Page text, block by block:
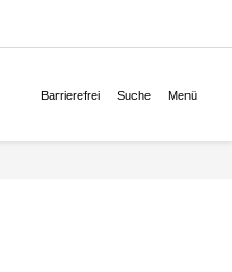
Barrierefrei Suche Menü